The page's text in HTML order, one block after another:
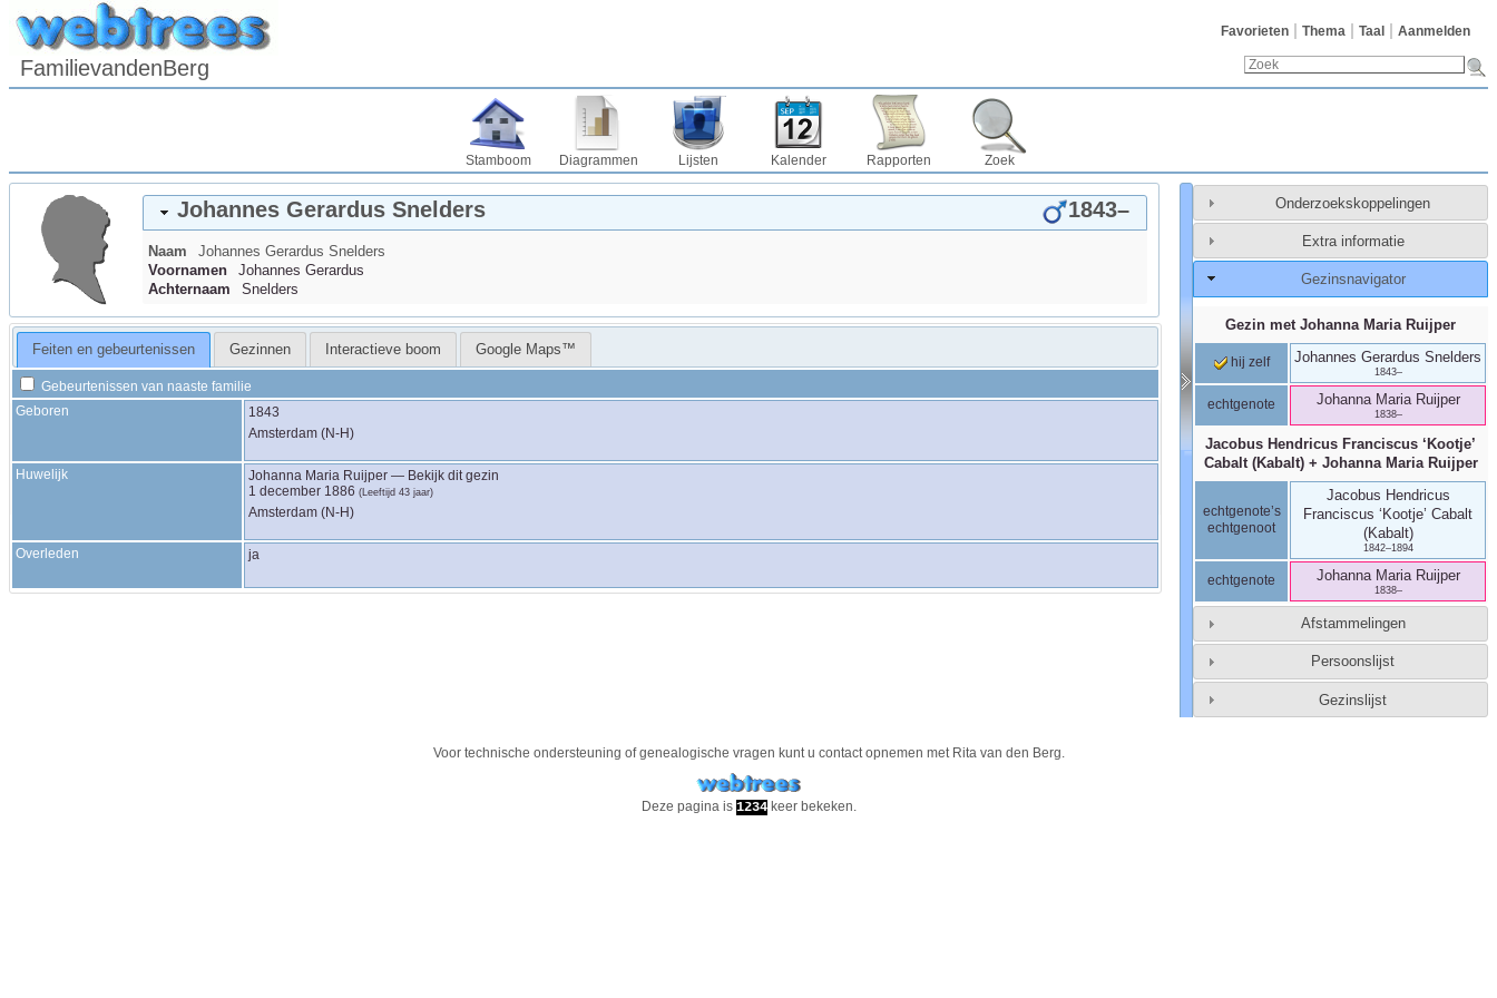
Favorieten Thema Taal Aanmelden
FamilievandenBerg
Stamboom Diagrammen Lijsten Kalender Rapporten Zoek
Johannes Gerardus Snelders 1843–
Naam Johannes Gerardus Snelders
Voornamen
Johannes Gerardus
Achternaam
Snelders
Feiten en gebeurtenissen Gezinnen Interactieve boom Google Maps™
Gebeurtenissen van naaste familie
Geboren
1843
Amsterdam (N-H)
Huwelijk Johanna Maria Ruijper — Bekijk dit gezin
1 december 1886 (Leeftijd 43 jaar)
Amsterdam (N-H)
Overleden ja
Onderzoekskoppelingen
Extra informatie
Gezinsnavigator
Gezin met Johanna Maria Ruijper
hij zelf Johannes Gerardus Snelders
1843–
echtgenote Johanna Maria Ruijper
1838–
Jacobus Hendricus Franciscus ‘Kootje’
Cabalt (Kabalt)+ Johanna Maria Ruijper
echtgenote’s
echtgenoot
Jacobus Hendricus
Franciscus ‘Kootje’ Cabalt
(Kabalt)
1842–1894
echtgenote Johanna Maria Ruijper
1838–
Afstammelingen
Persoonslijst
Gezinslijst
Voor technische ondersteuning of genealogische vragen kunt u contact opnemen met Rita van den Berg.
Deze pagina is 1234keer bekeken.